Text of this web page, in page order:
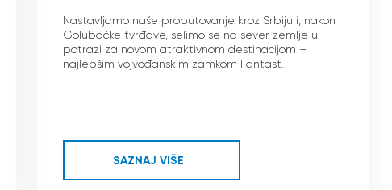
Nastavljamo naše proputovanje kroz Srbiju i, nakon
Golubačke tvrđave, selimo se na sever zemlje u
potrazi za novom atraktivnom destinacijom –
najlepšim vojvođanskim zamkom Fantast.
SAZNAJ VIŠE